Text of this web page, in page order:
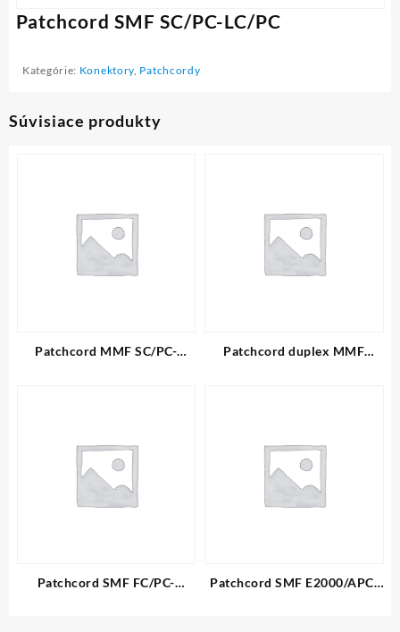
Patchcord SMF SC/PC-LC/PC
Kategórie: Konektory, Patchcordy
Súvisiace produkty
Patchcord MMF SC/PC-
Patchcord duplex MMF
Patchcord SMF FC/PC-
Patchcord SMF E2000/APC-